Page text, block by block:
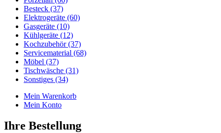
Besteck (37)
Elektrogeräte (60)
Gasgeräte (10)
Kühlgeräte (12)
Kochzubehör (37)
Servicematerial (68)
Möbel (37)
Tischwäsche (31)
Sonstiges (34)
Mein Warenkorb
Mein Konto
Ihre Bestellung